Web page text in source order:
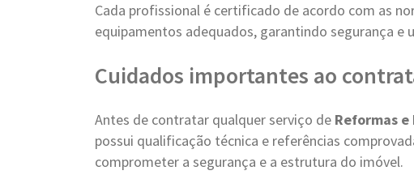
Cada profissional é certificado de acordo com as
equipamentos adequados, garantindo segurança e
Cuidados importantes ao
Antes de contratar qualquer serviço de Reformas
possui qualificação técnica e referências
comprometer a segurança e a estrutura do imóvel.